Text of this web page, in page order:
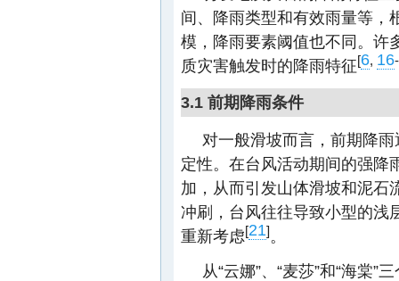
间、降雨类型和有效雨量等，
模，降雨要素阈值也不同。许
质灾害触发时的降雨特征[6, 16-
3.1 前期降雨条件
对一般滑坡而言，前期降
定性。在台风活动期间的强降
加，从而引发山体滑坡和泥石
冲刷，台风往往导致小型的浅
重新考虑[21]。
从“云娜”、“麦莎”和“海棠